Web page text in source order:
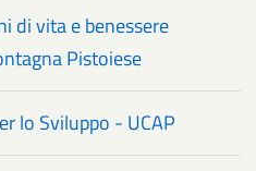
di vita e benessere
Pistoiese
lo Sviluppo - UCAP